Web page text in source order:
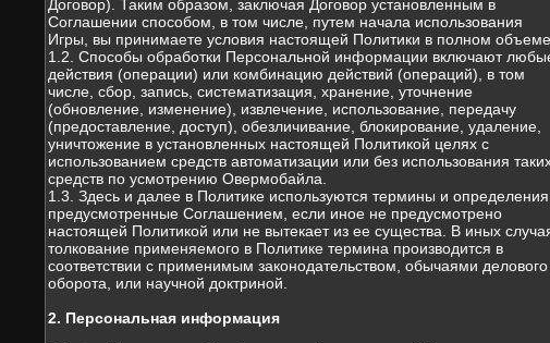
Договор). Таким образом, заключая Договор установленным в
Соглашении способом, в том числе, путем начала использования
Игры, вы принимаете условия настоящей Политики в полном объеме.
1.2. Способы обработки Персональной информации включают
действия (операции) или комбинацию действий (операций), в том
числе, сбор, запись, систематизация, хранение, уточнение
(обновление, изменение), извлечение, использование, передачу
(предоставление, доступ), обезличивание, блокирование, удаление,
уничтожение в установленных настоящей Политикой целях с
использованием средств автоматизации или без использования
средств по усмотрению Овермобайла.
1.3. Здесь и далее в Политике используются термины и определения,
предусмотренные Соглашением, если иное не предусмотрено
настоящей Политикой или не вытекает из ее существа. В иных
толкование применяемого в Политике термина производится в
соответствии с применимым законодательством, обычаями делового
оборота, или научной доктриной.
2. Персональная информация